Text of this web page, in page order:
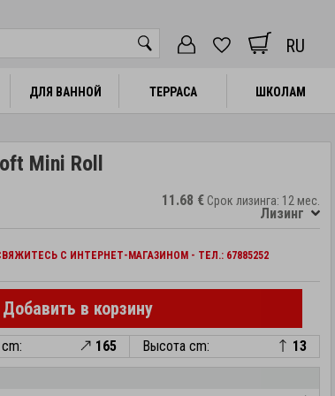
RU
ДЛЯ ВАННОЙ ТЕРРАСА ШКОЛАМ
ДЛЯ ВАННОЙ ТЕРРАСА ШКОЛАМ
Mini Roll
11.68 € Срок лизинга: 12 мес.
Лизинг
С ИНТЕРНЕТ-МАГАЗИНОМ - ТЕЛ.: 67885252
Добавить в корзину
165 Высота cm:
13